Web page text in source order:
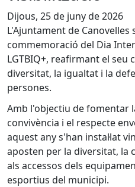
Dijous, 25 de juny de 2026
L'Ajuntament de Canovelles
commemoració del Dia
LGTBIQ+, reafirmant el seu
diversitat, la igualtat i la
persones.
Amb l'objectiu de fomentar
convivència i el respecte
aquest any s'han instal·lat
aposten per la diversitat, la
als accessos dels
esportius del municipi.